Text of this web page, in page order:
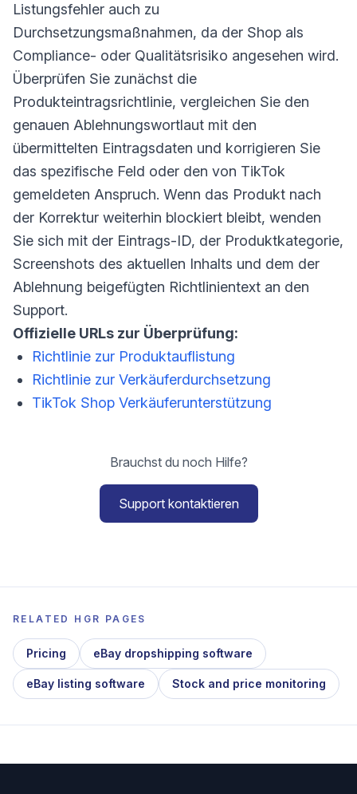
Listungsfehler auch zu
Durchsetzungsmaßnahmen, da der Shop als
Compliance- oder Qualitätsrisiko angesehen wird.
Überprüfen Sie zunächst die
Produkteintragsrichtlinie, vergleichen Sie den
genauen Ablehnungswortlaut mit den
übermittelten Eintragsdaten und korrigieren Sie
das spezifische Feld oder den von TikTok
gemeldeten Anspruch. Wenn das Produkt nach
der Korrektur weiterhin blockiert bleibt, wenden
Sie sich mit der Eintrags-ID, der Produktkategorie,
Screenshots des aktuellen Inhalts und dem der
Ablehnung beigefügten Richtlinientext an den
Support.
Offizielle URLs zur Überprüfung:
Richtlinie zur Produktauflistung
Richtlinie zur Verkäuferdurchsetzung
TikTok Shop Verkäuferunterstützung
Brauchst du noch Hilfe?
Support kontaktieren
RELATED HGR PAGES
Pricing eBay dropshipping software
eBay listing software Stock and price monitoring